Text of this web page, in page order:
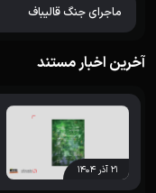
ماجرای جنگ قالیباف
آخرین اخبار مستند
۲۱ آذر ۱۴۰۴